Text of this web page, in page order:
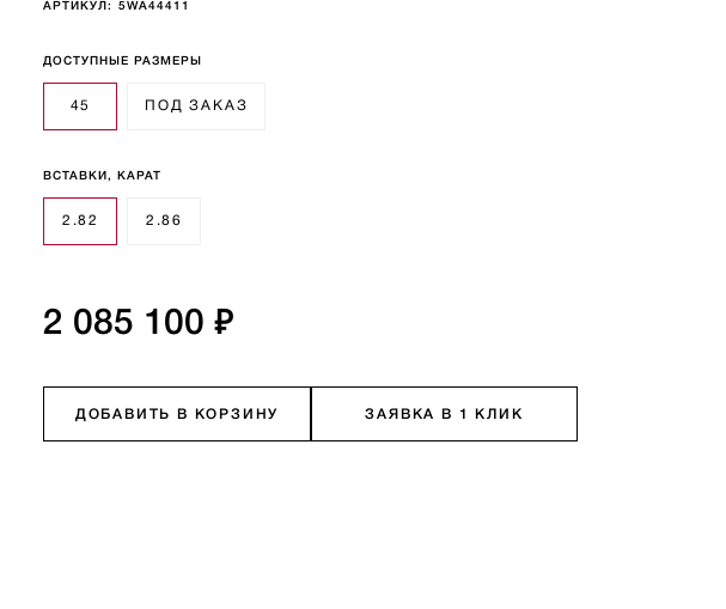
АРТИКУЛ: 5WA44411
ДОСТУПНЫЕ РАЗМЕРЫ
45 ПОД ЗАКАЗ
ВСТАВКИ, КАРАТ
2.82 2.86
2 085 100 ₽
ДОБАВИТЬ В КОРЗИНУ ЗАЯВКА В 1 КЛИК